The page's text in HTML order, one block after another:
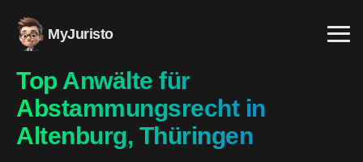
MyJuristo
Top Anwälte für
Abstammungsrecht in
Altenburg, Thüringen